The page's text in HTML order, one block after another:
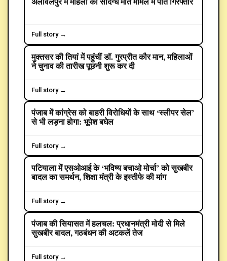
CRIME
Full story →
POLITICS
मुक्तसर की तियां में पहुंचीं डॉ. गुरप्रीत कौर मान, महिलाओं
ने चुनाव की तारीख पूछनी शुरू कर दी
Full story →
POLITICS
पंजाब में कांग्रेस को बाहरी विरोधियों के साथ ‘स्लीपर सेल’
से भी लड़ना होगा: भूपेश बघेल
Full story →
पटियाला में एसओआई के ‘भविष्य बचाओ मोर्चा’ को सुखबीर
बादल का समर्थन, शिक्षा मंत्री के इस्तीफे की मांग
Full story →
POLITICS
पंजाब की सियासत में हलचल: प्रधानमंत्री मोदी से मिले
सुखबीर बादल, गठबंधन की अटकलें तेज
Full story →